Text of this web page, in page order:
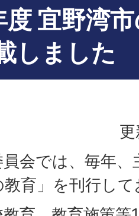
度 宜野湾
しました
会では、毎年
育」を刊行し